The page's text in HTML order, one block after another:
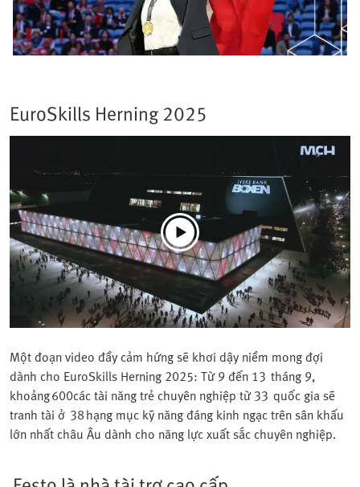
EuroSkills Herning 2025​
Một đoạn video đầy cảm hứng sẽ khơi dậy niềm mong đợi
dành cho EuroSkills Herning 2025: Từ 9 đến 13 tháng 9,
khoảng 600các tài năng trẻ chuyên nghiệp từ 33 quốc gia sẽ
tranh tài ở 38 hạng mục kỹ năng đáng kinh ngạc trên sân khấu
lớn nhất châu Âu dành cho năng lực xuất sắc chuyên nghiệp.